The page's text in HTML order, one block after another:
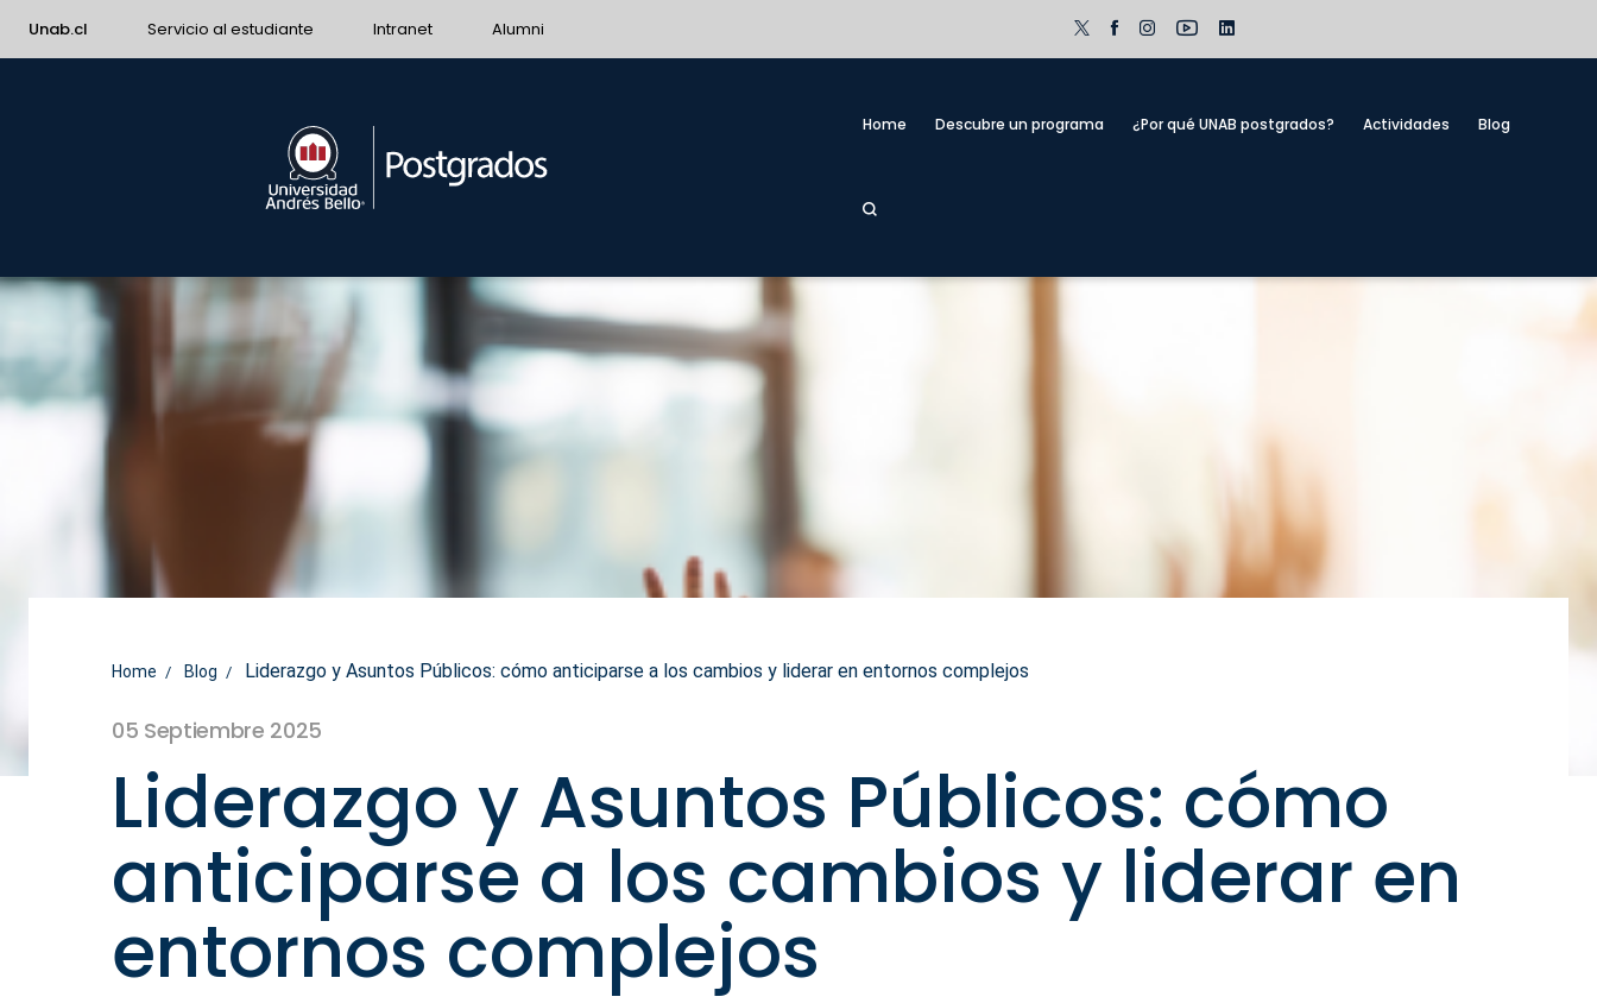
Unab.cl Servicio al estudiante Intranet Alumni
Home Descubre un programa ¿Por qué UNAB postgrados? Actividades Blog
Home Blog Liderazgo y Asuntos Públicos: cómo anticiparse a los cambios y liderar en entornos complejos
05 Septiembre 2025
Liderazgo y Asuntos Públicos: cómo
anticiparse a los cambios y liderar en
entornos complejos